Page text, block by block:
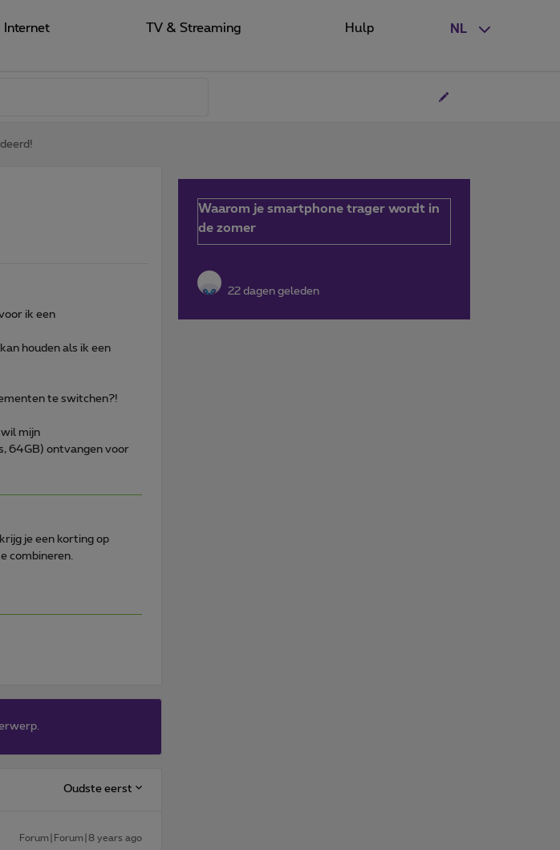
NL
Internet TV & Streaming Hulp
ik een
houden als ik een
te switchen?!
mijn
64GB) ontvangen voor
je een korting op
combineren.
Oudste eerst
Forum|Forum|8 years ago
Waarom je smartphone trager wordt in
de zomer
22 dagen geleden